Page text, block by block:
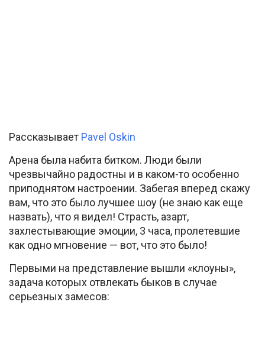
Рассказывает Pavel Oskin
Арена была набита битком. Люди были
чрезвычайно радостны и в каком-то особенно
приподнятом настроении. Забегая вперед скажу
вам, что это было лучшее шоу (не знаю как еще
назвать), что я видел! Страсть, азарт,
захлестывающие эмоции, 3 часа, пролетевшие
как одно мгновение — вот, что это было!
Первыми на представление вышли «клоуны»,
задача которых отвлекать быков в случае
серьезных замесов: